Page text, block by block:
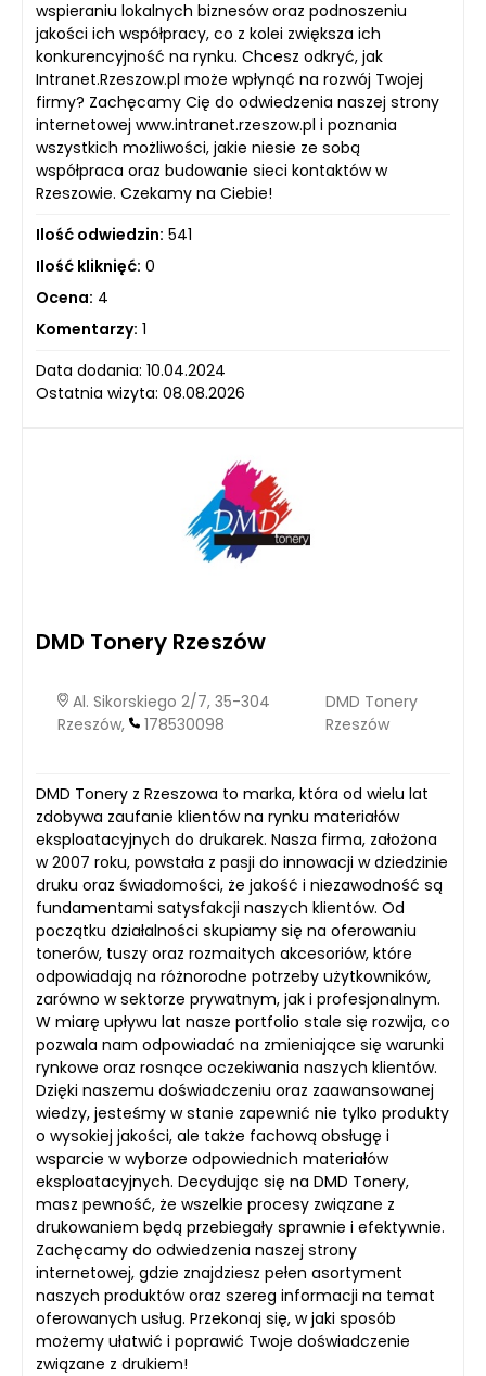
wspieraniu lokalnych biznesów oraz podnoszeniu
jakości ich współpracy, co z kolei zwiększa ich
konkurencyjność na rynku. Chcesz odkryć, jak
Intranet.Rzeszow.pl może wpłynąć na rozwój Twojej
firmy? Zachęcamy Cię do odwiedzenia naszej strony
internetowej www.intranet.rzeszow.pl i poznania
wszystkich możliwości, jakie niesie ze sobą
współpraca oraz budowanie sieci kontaktów w
Rzeszowie. Czekamy na Ciebie!
Ilość odwiedzin: 541
Ilość kliknięć: 0
Ocena: 4
Komentarzy: 1
Data dodania: 10.04.2024
Ostatnia wizyta: 08.08.2026
DMD Tonery Rzeszów
Al. Sikorskiego 2/7, 35-304
Rzeszów,
178530098
DMD Tonery
Rzeszów
DMD Tonery z Rzeszowa to marka, która od wielu lat
zdobywa zaufanie klientów na rynku materiałów
eksploatacyjnych do drukarek. Nasza firma, założona
w 2007 roku, powstała z pasji do innowacji w dziedzinie
druku oraz świadomości, że jakość i niezawodność są
fundamentami satysfakcji naszych klientów. Od
początku działalności skupiamy się na oferowaniu
tonerów, tuszy oraz rozmaitych akcesoriów, które
odpowiadają na różnorodne potrzeby użytkowników,
zarówno w sektorze prywatnym, jak i profesjonalnym.
W miarę upływu lat nasze portfolio stale się rozwija, co
pozwala nam odpowiadać na zmieniające się warunki
rynkowe oraz rosnące oczekiwania naszych klientów.
Dzięki naszemu doświadczeniu oraz zaawansowanej
wiedzy, jesteśmy w stanie zapewnić nie tylko produkty
o wysokiej jakości, ale także fachową obsługę i
wsparcie w wyborze odpowiednich materiałów
eksploatacyjnych. Decydując się na DMD Tonery,
masz pewność, że wszelkie procesy związane z
drukowaniem będą przebiegały sprawnie i efektywnie.
Zachęcamy do odwiedzenia naszej strony
internetowej, gdzie znajdziesz pełen asortyment
naszych produktów oraz szereg informacji na temat
oferowanych usług. Przekonaj się, w jaki sposób
możemy ułatwić i poprawić Twoje doświadczenie
związane z drukiem!